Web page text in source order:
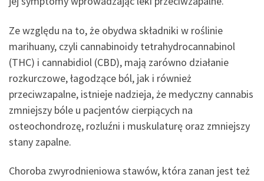
Ze względu na to, że obydwa składniki w roślinie
marihuany, czyli cannabinoidy tetrahydrocannabinol
(THC) i cannabidiol (CBD), mają zarówno działanie
rozkurczowe, łagodzące ból, jak i również
przeciwzapalne, istnieje nadzieja, że medyczny cannabis
zmniejszy bóle u pacjentów cierpiących na
osteochondrozę, rozluźni i muskulaturę oraz zmniejszy
stany zapalne.
Choroba zwyrodnieniowa stawów, która zanan jest też